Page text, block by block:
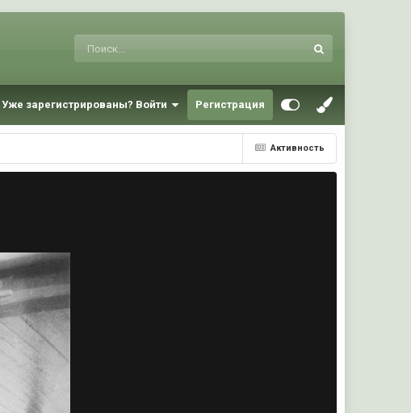
Уже зарегистрированы? Войти Регистрация
Активность